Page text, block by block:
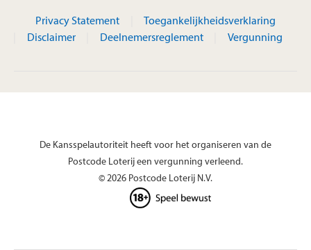
Privacy Statement
Toegankelijkheidsverklaring
Disclaimer
Deelnemersreglement Vergunning
De Kansspelautoriteit heeft voor het organiseren van de
Postcode Loterij een vergunning verleend.
© 2026 Postcode Loterij N.V.